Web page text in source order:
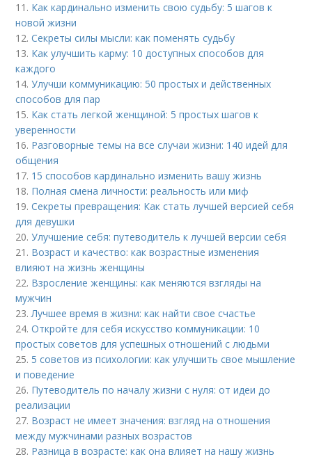
11. Как кардинально изменить свою судьбу: 5 шагов к
новой жизни
12.Секреты силы мысли: как поменять судьбу
13. Как улучшить карму: 10 доступных способов для
каждого
14.Улучши коммуникацию: 50 простых и действенных
способов для пар
15. Как стать легкой женщиной: 5 простых шагов к
уверенности
16. Разговорные темы на все случаи жизни: 140 идей для
общения
17. 15 способов кардинально изменить вашу жизнь
18. Полная смена личности: реальность или миф
19.Секреты превращения: Как стать лучшей версией себя
для девушки
20.Улучшение себя: путеводитель к лучшей версии себя
21. Возраст и качество: как возрастные изменения
влияют на жизнь женщины
22. Взросление женщины: как меняются взгляды на
мужчин
23.Лучшее время в жизни: как найти свое счастье
24.Откройте для себя искусство коммуникации: 10
простых советов для успешных отношений с людьми
25. 5 советов из психологии: как улучшить свое мышление
и поведение
26. Путеводитель по началу жизни с нуля: от идеи до
реализации
27. Возраст не имеет значения: взгляд на отношения
между мужчинами разных возрастов
28. Разница в возрасте: как она влияет на нашу жизнь